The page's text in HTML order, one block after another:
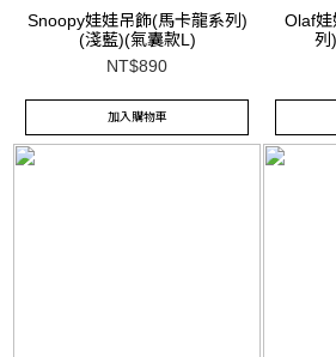
Snoopy娃娃吊飾(馬卡龍系列)
(淺藍)(氣囊款L)
NT$890
加入購物車
Olaf娃
列